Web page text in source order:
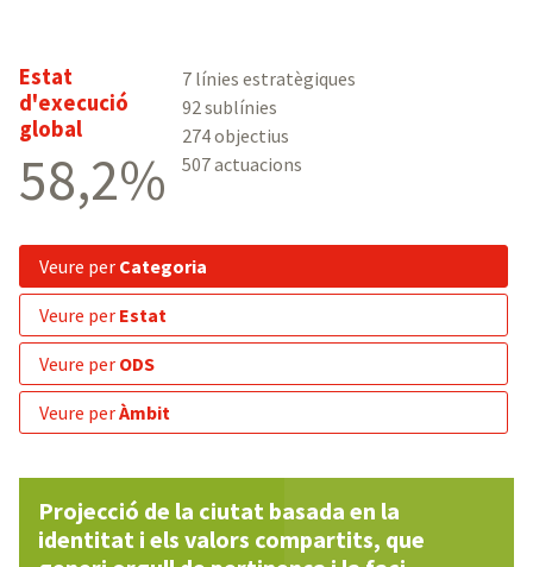
Estat
d'execució
global
58,2%
7 línies estratègiques
92 sublínies
274 objectius
507 actuacions
veure per Categoria
veure per Estat
veure per ODS
veure perÀmbit
Projecció de la ciutat basada en la
identitat i els valors compartits, que